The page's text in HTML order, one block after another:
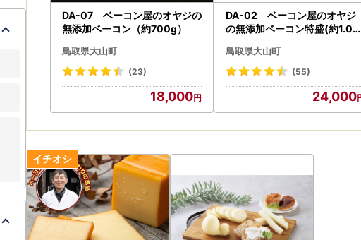
DA-07 ベーコン屋のオヤジの
無添加ベーコン（約700g）
鳥取県大山町
(23)
18,000
DA-02 ベーコン屋のオヤジ
の無添加ベーコン特盛(約1.0kg
鳥取県大山町
(55)
24,000